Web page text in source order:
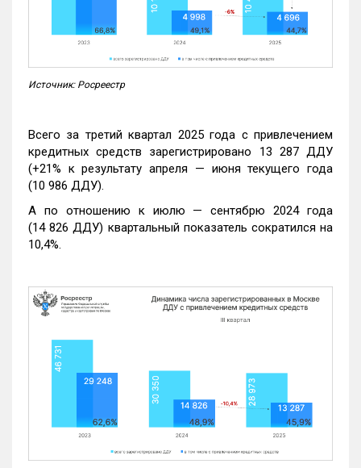
Источник: Росреестр
Всего за третий квартал 2025 года с привлечением
кредитных средств зарегистрировано 13 287 ДДУ
(+21% к результату апреля — июня текущего года
(10 986 ДДУ).
А по отношению к июлю — сентябрю 2024 года
(14 826 ДДУ) квартальный показатель сократился на
10,4%.